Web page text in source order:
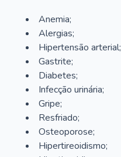
Anemia;
Alergias;
Hipertensão arterial;
Gastrite;
Diabetes;
Infecção urinária;
Gripe;
Resfriado;
Osteoporose;
Hipertireoidismo;